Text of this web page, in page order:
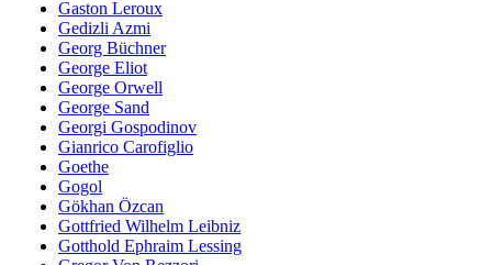
Gaston Leroux
Gedizli Azmi
Georg Büchner
George Eliot
George Orwell
George Sand
Georgi Gospodinov
Gianrico Carofiglio
Goethe
Gogol
Gökhan Özcan
Gottfried Wilhelm Leibniz
Gotthold Ephraim Lessing